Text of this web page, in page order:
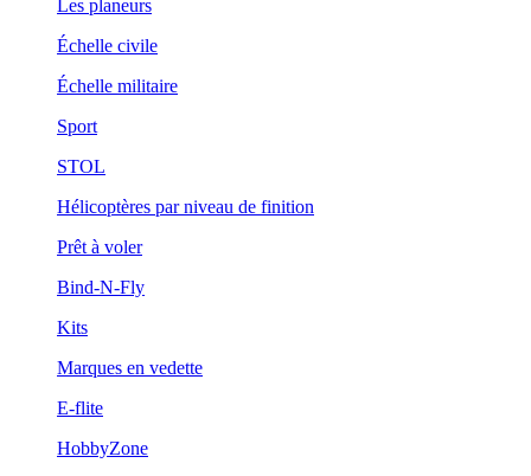
Les planeurs
Échelle civile
Échelle militaire
Sport
STOL
Hélicoptères par niveau de finition
Prêt à voler
Bind-N-Fly
Kits
Marques en vedette
E-flite
HobbyZone